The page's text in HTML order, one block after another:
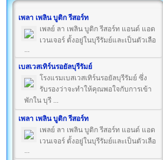
เพลา เพลิน บูติก รีสอร์ท
เพลย์ ลา เพลิน บูติก รีสอร์ท แอนด์ แอด
เวนเจอร์ ตั้งอยู่ในบุรีรัมย์และเป็นตัวเลือ
...
เบสเวสเทิร์นรอยัลบุรีรัมย์
โรงแรมเบสเวสเทิร์นรอยัลบุรีรัมย์ ซึ่ง
รับรองว่าจะทำให้คุณพอใจกับการเข้า
พักใน บุรี ...
เพลา เพลิน บูติก รีสอร์ท
เพลย์ ลา เพลิน บูติก รีสอร์ท แอนด์ แอด
เวนเจอร์ ตั้งอยู่ในบุรีรัมย์และเป็นตัวเลือ
...